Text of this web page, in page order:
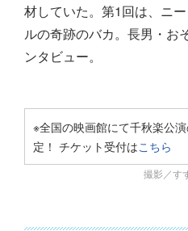
材していた。第1回は、ニ
ルの奇跡のバカ。長男・お
ンタビュー。
※全国の映画館にて千秋楽公
定！ チケット受付はこちら
撮影／す